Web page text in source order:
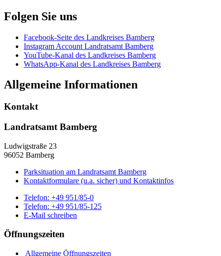
Folgen Sie uns
Facebook-Seite des Landkreises Bamberg
Instagram Account Landratsamt Bamberg
YouTube-Kanal des Landkreises Bamberg
WhatsApp-Kanal des Landkreises Bamberg
Allgemeine Informationen
Kontakt
Landratsamt Bamberg
Ludwigstraße 23
96052 Bamberg
Parksituation am Landratsamt Bamberg
Kontaktformulare (u.a. sicher) und Kontaktinfos
Telefon: +49 951/85-0
Telefon: +49 951/85-125
E-Mail schreiben
Öffnungszeiten
Allgemeine Öffnungszeiten